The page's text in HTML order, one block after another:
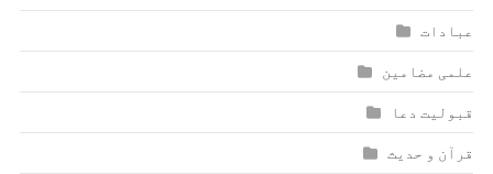
عبادات
علمی مضامین
قبولیت دعا
قرآن و حدیث